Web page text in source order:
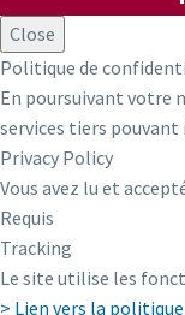
Close
Politique de
En poursuivant votre
services tiers
Privacy Policy
Vous avez lu et
Requis
Tracking
Le site utilise les
> Lien vers la